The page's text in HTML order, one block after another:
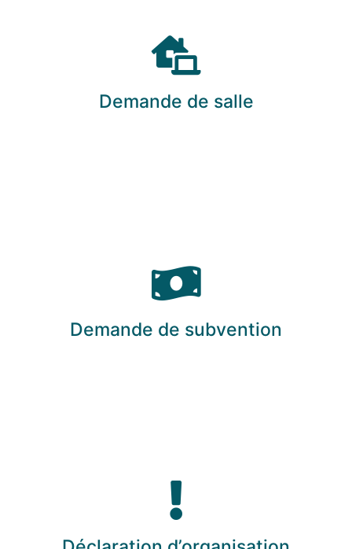
Demande de salle
Demande de subvention